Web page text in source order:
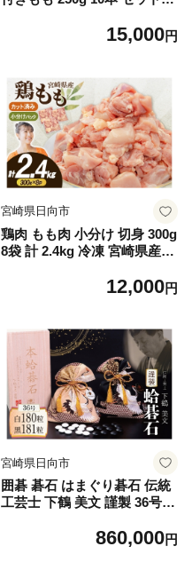
341] 小分け 冷凍 骨付きもも
15,000円
宮崎県日向市
鶏肉 もも肉 小分け 切身 300g
8袋 計 2.4kg 冷凍 宮崎県産
2061697] とり肉 鳥肉 鶏もも
◎
12,000円
宮崎県日向市
囲碁 碁石 はまぐり碁石 伝統
工芸士 下鶴 美文 謹製 36号
粒 スペア碁石各2粒 証明書
860,000円